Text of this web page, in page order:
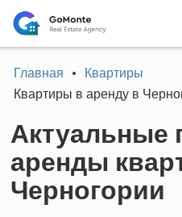
Главная
Квартиры
Квартиры в аренду в
Актуальные
аренды
Черногории